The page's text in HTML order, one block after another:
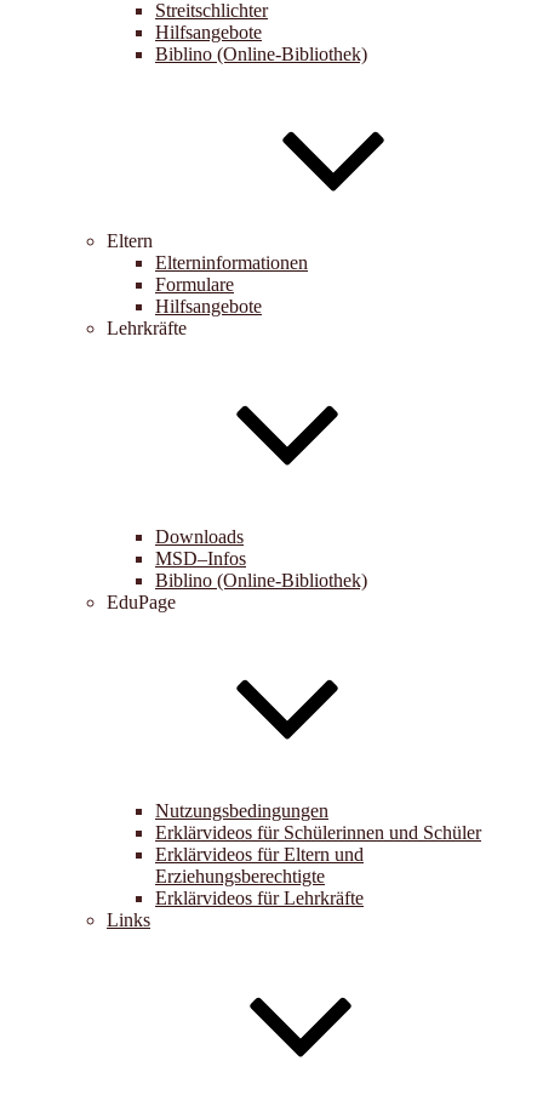
Streitschlichter
Hilfsangebote
Biblino (Online-Bibliothek)
Eltern
Elterninformationen
Formulare
Hilfsangebote
Lehrkräfte
Downloads
MSD–Infos
Biblino (Online-Bibliothek)
EduPage
Nutzungsbedingungen
Erklärvideos für Schülerinnen und Schüler
Erklärvideos für Eltern und
Erziehungsberechtigte
Erklärvideos für Lehrkräfte
Links